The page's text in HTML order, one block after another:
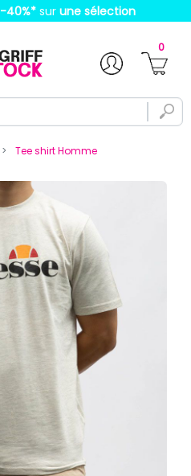
-40%* sur une sélection
0
Tee shirt Homme